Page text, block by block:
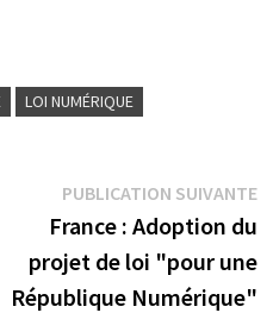
LOI NUMÉRIQUE
:
PUBLICATION SUIVANTE
France : Adoption du
projet de loi "pour une
République Numérique"